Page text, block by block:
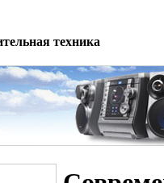
техника